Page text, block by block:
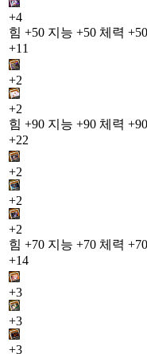
+4
힘 +50 지능 +50 체력
+11
+2
+2
힘 +90 지능 +90 체력
+22
+2
+2
+2
힘 +70 지능 +70 체력
+14
+3
+3
+3